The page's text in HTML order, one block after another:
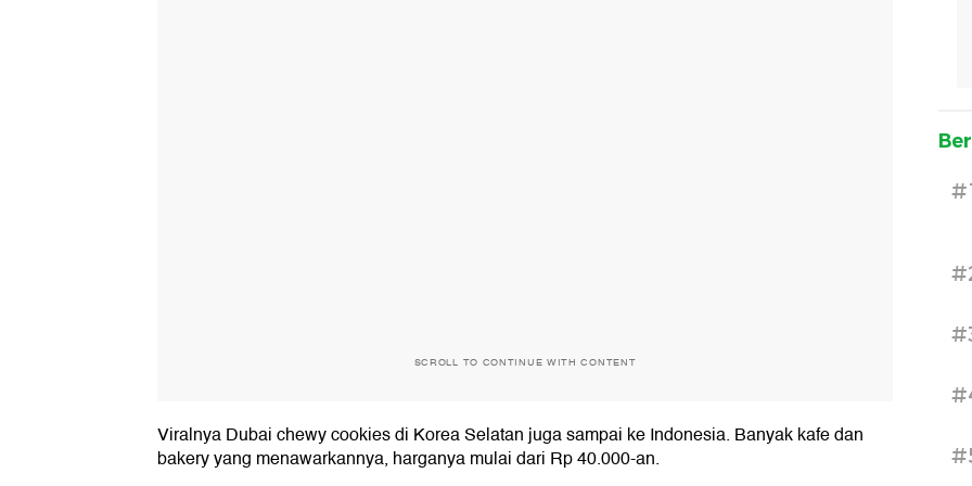
SCROLL TO CONTINUE WITH CONTENT
Viralnya Dubai chewy cookies di Korea Selatan juga sampai ke Indonesia. Banyak kafe dan
bakery yang menawarkannya, harganya mulai dari Rp 40.000-an.